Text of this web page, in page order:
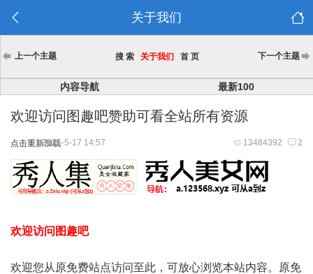
关于我们
上一个主题 搜 索 关于我们 首 页 下一个主题
内容导航 最新100
欢迎访问图趣吧赞助可看全站所有资源
点击重新加载 13484392 2
2025-5-17 14:57
欢迎访问图趣吧
欢迎您从原免费站点访问至此，可放心浏览本站内容。原免